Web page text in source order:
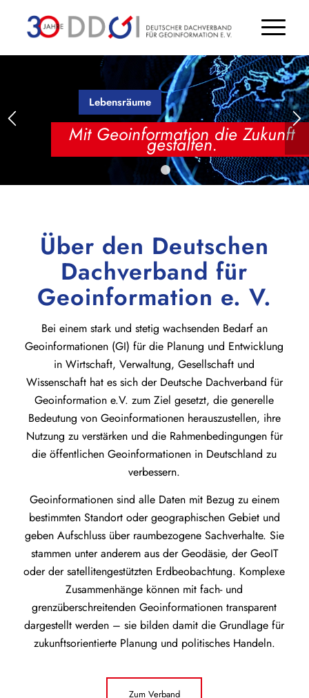
Lebensräume
Mit Geoinformation die Zukunft
gestalten.
1 2 3
Über den Deutschen
Dachverband für
Geoinformation e. V.
Bei einem stark und stetig wachsenden Bedarf an
Geoinformationen (GI) für die Planung und Entwicklung
in Wirtschaft, Verwaltung, Gesellschaft und
Wissenschaft hat es sich der Deutsche Dachverband für
Geoinformation e.V. zum Ziel gesetzt, die generelle
Bedeutung von Geoinformationen herauszustellen, ihre
Nutzung zu verstärken und die Rahmenbedingungen für
die öffentlichen Geoinformationen in Deutschland zu
verbessern.
Geoinformationen sind alle Daten mit Bezug zu einem
bestimmten Standort oder geographischen Gebiet und
geben Aufschluss über raumbezogene Sachverhalte. Sie
stammen unter anderem aus der Geodäsie, der GeoIT
oder der satellitengestützten Erdbeobachtung. Komplexe
Zusammenhänge können mit fach- und
grenzüberschreitenden Geoinformationen transparent
dargestellt werden – sie bilden damit die Grundlage für
zukunftsorientierte Planung und politisches Handeln.
Zum Verband